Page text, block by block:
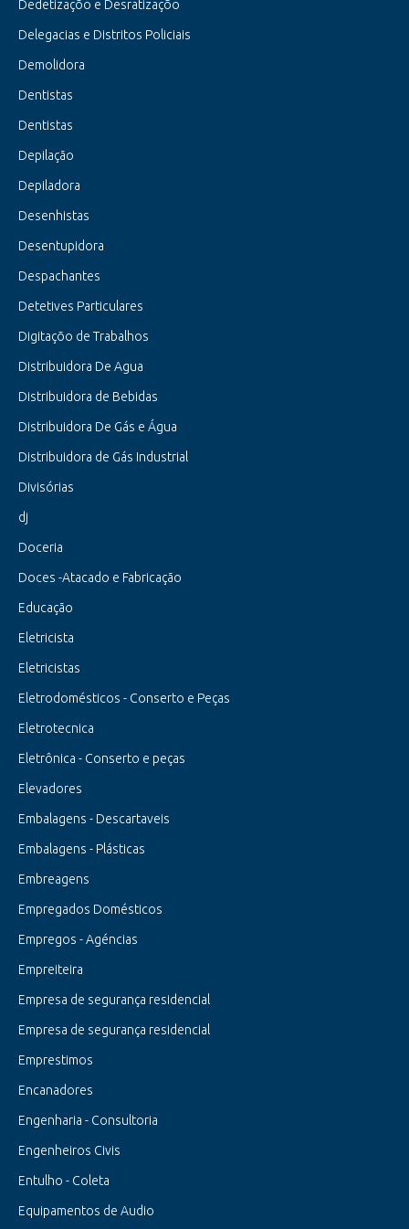
Dedetizaçõo e Desratizaçõo
Delegacias e Distritos Policiais
Demolidora
Dentistas
Dentistas
Depilação
Depiladora
Desenhistas
Desentupidora
Despachantes
Detetives Particulares
Digitaçõo de Trabalhos
Distribuidora De Agua
Distribuidora de Bebidas
Distribuidora De Gás e Água
Distribuidora de Gás Industrial
Divisórias
dj
Doceria
Doces -Atacado e Fabricação
Educação
Eletricista
Eletricistas
Eletrodomésticos - Conserto e Peças
Eletrotecnica
Eletrônica - Conserto e peças
Elevadores
Embalagens - Descartaveis
Embalagens - Plásticas
Embreagens
Empregados Domésticos
Empregos - Agéncias
Empreiteira
Empresa de segurança residencial
Empresa de segurança residencial
Emprestimos
Encanadores
Engenharia - Consultoria
Engenheiros Civis
Entulho - Coleta
Equipamentos de Audio